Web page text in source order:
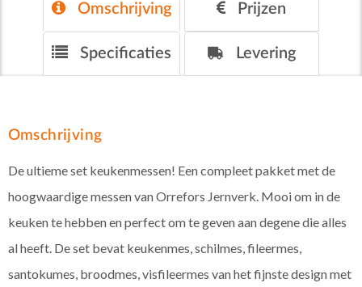
Omschrijving Prijzen
Specificaties Levering
Omschrijving
De ultieme set keukenmessen! Een compleet pakket met de
hoogwaardige messen van Orrefors Jernverk. Mooi om in de
keuken te hebben en perfect om te geven aan degene die alles
al heeft. De set bevat keukenmes, schilmes, fileermes,
santokumes, broodmes, visfileermes van het fijnste design met